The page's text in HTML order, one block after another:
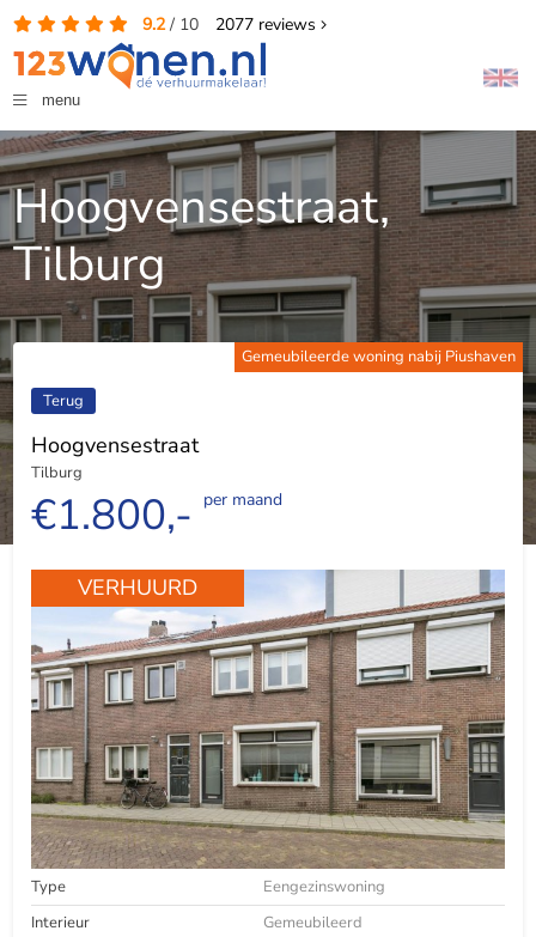
9.2/ 10 2077reviews
menu
Hoogvensestraat,
Tilburg
Gemeubileerde woning nabij Piushaven
Terug
Hoogvensestraat
Tilburg
€1.800,- per maand
VERHUURD
Type
Eengezinswoning
Interieur
Gemeubileerd